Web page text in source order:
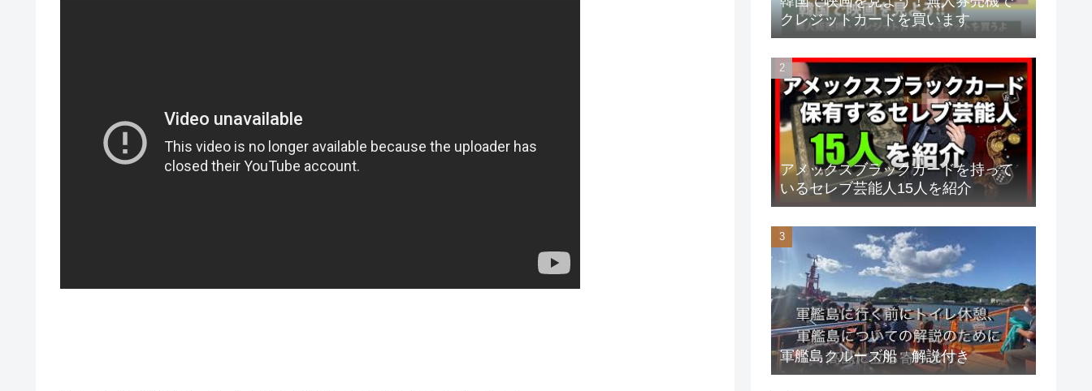
クレジットカードを買います
アメックスブラックカードを持って
いるセレブ芸能人15人を紹介
軍艦島クルーズ船 解説付き